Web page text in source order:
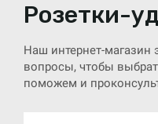
Розетки-
Наш интернет-
вопросы, чтобы
поможем и